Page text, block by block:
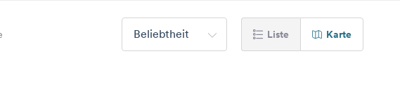
Beliebtheit Liste Karte